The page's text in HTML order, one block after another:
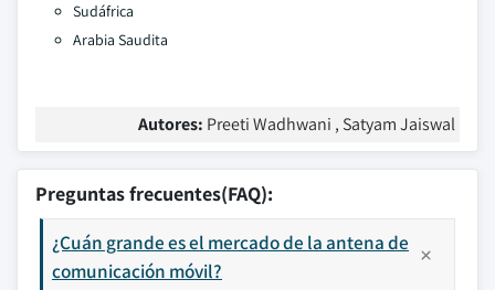
Sudáfrica
Arabia Saudita
Autores: Preeti Wadhwani , Satyam Jaiswal
Preguntas frecuentes(FAQ):
¿Cuán grande es el mercado de la antena de
comunicación móvil?